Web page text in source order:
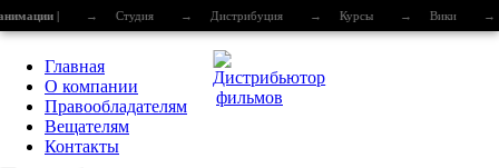
| → Студия → Дистрибуция → Курсы → Вики →
Главная
О компании
Правообладателям
Вещателям
Контакты